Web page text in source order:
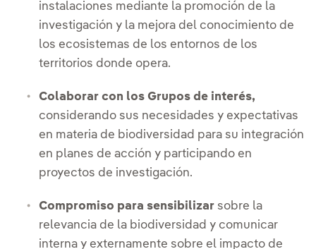
instalaciones mediante la promoción de la
investigación y la mejora del conocimiento de
los ecosistemas de los entornos de los
territorios donde opera.
Colaborar con los Grupos de interés,
considerando sus necesidades y expectativas
en materia de biodiversidad para su integración
en planes de acción y participando en
proyectos de investigación.
Compromiso para sensibilizar sobre la
relevancia de la biodiversidad y comunicar
interna y externamente sobre el impacto de